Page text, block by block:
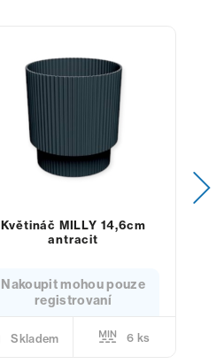
Květináč MILLY 14,6cm
antracit
Nakoupit mohou pouze
registrovaní
Skladem 6 ks